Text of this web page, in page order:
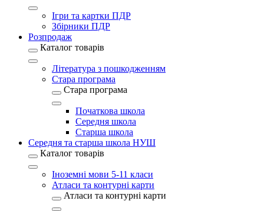
Ігри та картки ПДР
Збірники ПДР
Розпродаж
Каталог товарів
Література з пошкодженням
Стара програма
Стара програма
Початкова школа
Середня школа
Старша школа
Середня та старша школа НУШ
Каталог товарів
Іноземні мови 5-11 класи
Атласи та контурні карти
Атласи та контурні карти